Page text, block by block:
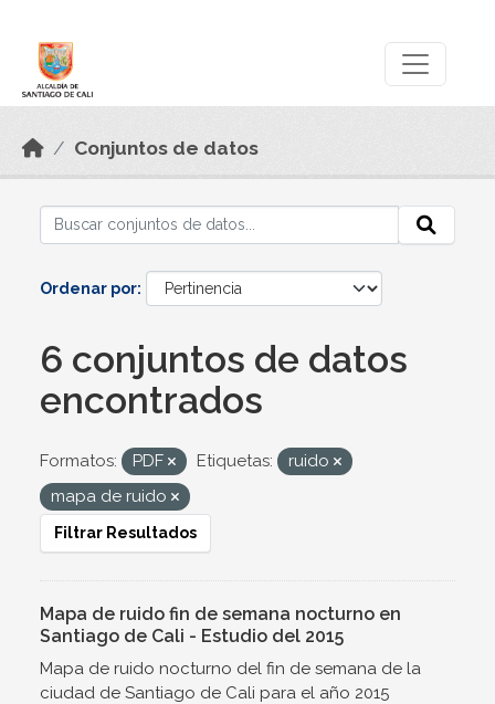
Conjuntos de datos
Ordenar por
6 conjuntos de datos
encontrados
Formatos: PDF Etiquetas:
ruido
mapa de ruido
Filtrar Resultados
Mapa de ruido fin de semana nocturno en
Santiago de Cali - Estudio del 2015
Mapa de ruido nocturno del fin de semana de la
ciudad de Santiago de Cali para el año 2015